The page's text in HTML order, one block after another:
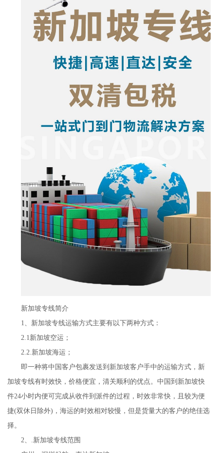
新加坡专线简介
1、新加坡专线运输方式主要有以下两种方式：
2.1新加坡空运；
2.2.新加坡海运；
即一种将中国客户包裹发送到新加坡客户手中的运输方式，新
加坡专线有时效快，价格便宜，清关顺利的优点。中国到新加坡快
件24小时内便可完成从收件到派件的过程，时效非常快，且较为便
捷(双休日除外)，海运的时效相对较慢，但是货量大的客户的绝佳选
择。
2、.新加坡专线范围